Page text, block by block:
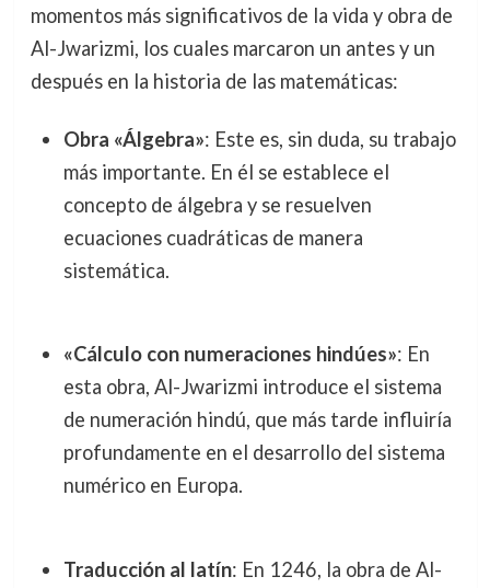
momentos más significativos de la vida y obra de
Al-Jwarizmi, los cuales marcaron un antes y un
después en la historia de las matemáticas:
Obra «Álgebra»: Este es, sin duda, su trabajo
más importante. En él se establece el
concepto de álgebra y se resuelven
ecuaciones cuadráticas de manera
sistemática.
«Cálculo con numeraciones hindúes»: En
esta obra, Al-Jwarizmi introduce el sistema
de numeración hindú, que más tarde influiría
profundamente en el desarrollo del sistema
numérico en Europa.
Traducción al latín: En 1246, la obra de Al-